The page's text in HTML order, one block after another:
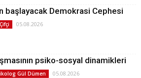
başlayacak Demokrasi Cephesi
05.08.2026
psiko-sosyal dinamikleri
Gül Dümen 05.08.2026